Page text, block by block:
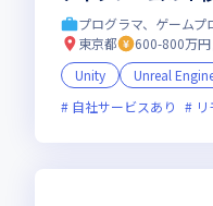
集／自社プロダク
み
プログラマ、ゲームプ
東京都
600-800万円
Unity
Unreal
自社サービスあり